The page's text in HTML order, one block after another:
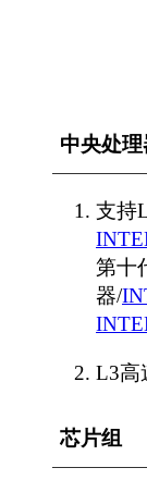
中央处
支持
第十
器/
L3高
芯片组